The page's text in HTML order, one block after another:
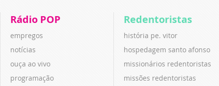
Rádio POP
empregos
notícias
ouça ao vivo
programação
Redentoristas
história pe. vitor
hospedagem santo afonso
missionários redentoristas
missões redentoristas